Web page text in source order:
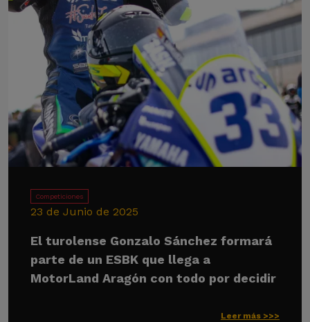
Competiciones
23 de Junio de 2025
El turolense Gonzalo Sánchez formará
parte de un ESBK que llega a
MotorLand Aragón con todo por decidir
Leer más >>>